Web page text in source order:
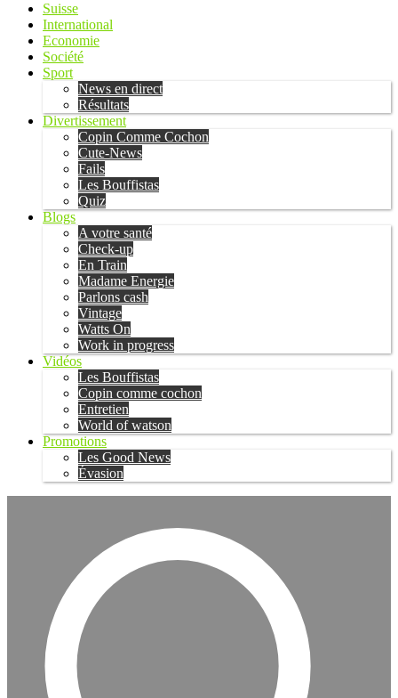
Suisse
International
Economie
Société
Sport
News en direct
Résultats
Divertissement
Copin Comme Cochon
Cute-News
Fails
Les Bouffistas
Quiz
Blogs
A votre santé
Check-up
En Train
Madame Energie
Parlons cash
Vintage
Watts On
Work in progress
Vidéos
Les Bouffistas
Copin comme cochon
Entretien
World of watson
Promotions
Les Good News
Évasion